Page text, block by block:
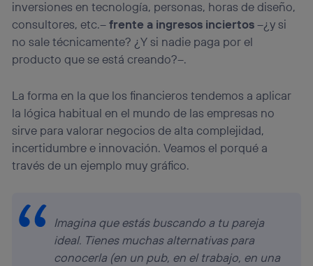
inversiones en tecnología, personas, horas de diseño,
consultores, etc.–frente a ingresos inciertos–¿y si
no sale técnicamente? ¿Y si nadie paga por el
producto que se está creando?–.
La forma en la que los financieros tendemos a aplicar
la lógica habitual en el mundo de las empresas no
sirve para valorar negocios de alta complejidad,
incertidumbre e innovación. Veamos el porqué a
través de un ejemplo muy gráfico.
Imagina que estás buscando a tu pareja
ideal. Tienes muchas alternativas para
conocerla (en un pub, en el trabajo, en una
navegación del usuario del móvil.
Puedes gestionar los consentimientos Utiq seleccionando
“Administrar Utiq” en la parte inferior de esta página web o
visitando el portal de privacidad de Utiq
(“consenthub”) . Para más información, consulta